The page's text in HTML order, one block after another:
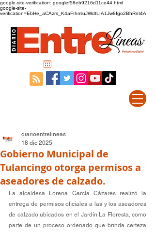
google-site-verification: googlef58eb9216d11ce44.html
google-site-
verification=EbHe_aCAzrs_K4aFIhmluJWdtLIA1Jw8Igo2BhRnt4A
Gobierno Municipal de
Tulancingo otorga permisos a
aseadores de calzado.
diarioentrelineas
18 dic 2025
La alcaldesa Lorena García Cázares realizó la
entrega de permisos oficiales a las y los aseadores
de calzado ubicados en el Jardín La Floresta, como
parte de un proceso ordenado que brinda certeza